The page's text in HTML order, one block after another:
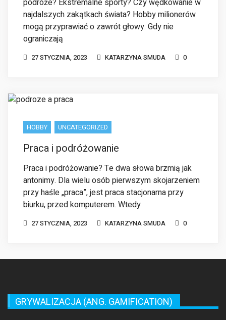
27 STYCZNIA, 2023 KATARZYNA SMUDA 0
Praca i podróżowanie
antonimy. Dla wielu osób pierwszym skojarzeniem
biurku, przed komputerem. Wtedy
27 STYCZNIA, 2023 KATARZYNA SMUDA 0
podczas projektowania gier, w celu